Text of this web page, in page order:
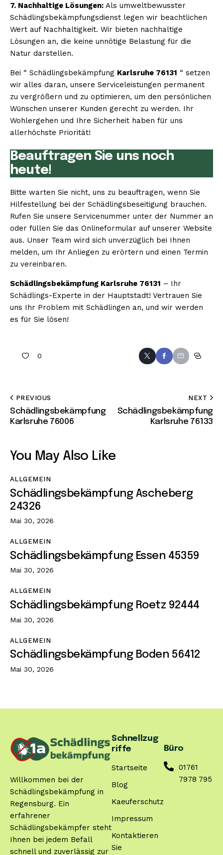
7. Nachhaltige Lösungen: Als umweltbewusster
Schädlingsbekämpfungsdienst legen wir beachtlichen
Wert auf Nachhaltigkeit. Wir bieten nachhaltige
Lösungen an, die keine unnötige Belastung für die
Natur darstellen.
Bei “ Schädlingsbekämpfung Karlsruhe 76131 “ setzen
wir alles daran, unsere Serviceleistungen permanent
zu vergrößern und zu optimieren, um den persönlichen
Wünschen unserer Kunden gerecht zu werden. Ihr
Wohlergehen und Ihre Sicherheit haben für uns
allerhöchste Priorität!
Beauftragen Sie uns noch
heute!
Bitte warten Sie nicht, uns zu beauftragen, wenn Sie
Hilfestellung bei der Schädlingsbeseitigung brauchen.
Rufen Sie unsere Servicenummer unter der Nummer an
oder füllen Sie das Onlineformular auf unserer Website
aus. Unser Team wird sich unverzüglich bei Ihnen
melden, um Ihr Anliegen zu erörtern und einen Termin
zu vereinbaren.
Schädlingsbekämpfung Karlsruhe 76131 – Ihr
Schädlings-Experte in der Hauptstadt! Vertrauen Sie
uns Ihr Problem mit Schädlingen an, und wir werden
es für Sie lösen!
0
PREVIOUS
Schädlingsbekämpfung
Karlsruhe 76006
NEXT
Schädlingsbekämpfung
Karlsruhe 76133
You May Also Like
ALLGEMEIN
Schädlingsbekämpfung Ascheberg
24326
Mai 30, 2026
ALLGEMEIN
Schädlingsbekämpfung Essen 45359
Mai 30, 2026
ALLGEMEIN
Schädlingsbekämpfung Roetz 92444
Mai 30, 2026
ALLGEMEIN
Schädlingsbekämpfung Boden 56412
Mai 30, 2026
Willkommen bei der
Schädlingsbekämpfung in
Regensburg. Ein
erfahrener
Schädlingsbekämpfer steht
Ihnen bei jedem Befall
schnell und zuverlässig zur
Schnellzug
riffe
Startseite
Blog
Kaeuferschutz
Impressum
Kontaktieren
Sie
Büro
01761
7978 795